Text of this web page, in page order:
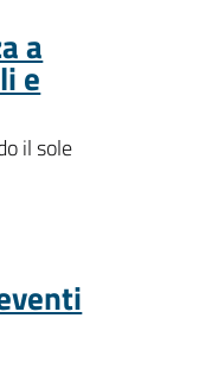
a
e
il sole